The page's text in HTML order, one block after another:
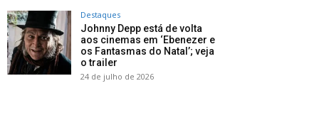
Destaques
Johnny Depp está de volta
aos cinemas em ‘Ebenezer e
os Fantasmas do Natal’; veja
o trailer
24 de julho de 2026